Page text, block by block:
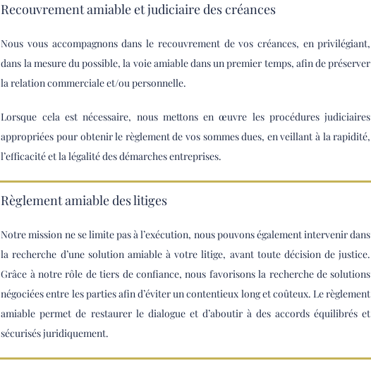
Recouvrement amiable et judiciaire des créances
Nous vous accompagnons dans le recouvrement de vos créances, en privilégiant,
dans la mesure du possible, la voie amiable dans un premier temps, afin de préserver
la relation commerciale et/ou personnelle.
Lorsque cela est nécessaire, nous mettons en œuvre les procédures judiciaires
appropriées pour obtenir le règlement de vos sommes dues, en veillant à la rapidité,
l’efficacité et la légalité des démarches entreprises.
Règlement amiable des litiges
Notre mission ne se limite pas à l’exécution, nous pouvons également intervenir dans
la recherche d’une solution amiable à votre litige, avant toute décision de justice.
Grâce à notre rôle de tiers de confiance, nous favorisons la recherche de solutions
négociées entre les parties afin d’éviter un contentieux long et coûteux. Le règlement
amiable permet de restaurer le dialogue et d’aboutir à des accords équilibrés et
sécurisés juridiquement.